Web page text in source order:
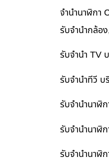
จำนำนาฬิกา
รับจำนำกล้อ
รับจำนำ TV
รับจำนำทีวี บ
รับจำนำนาฬิ
รับจำนำนาฬิ
รับจำนำนาฬิ